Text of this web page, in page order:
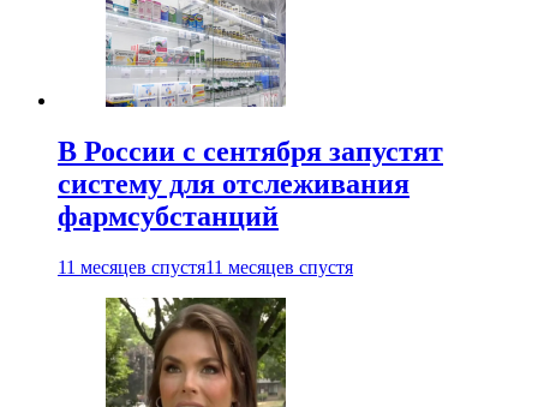
В России с сентября запустят
систему для отслеживания
фармсубстанций
11 месяцев спустя11 месяцев спустя